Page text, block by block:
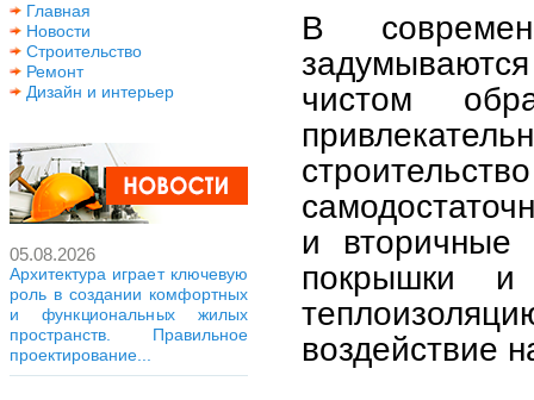
Главная
Новости
Строительство
Ремонт
Дизайн и интерьер
05.08.2026
Архитектура играет ключевую
роль в создании комфортных
и функциональных жилых
пространств. Правильное
проектирование...
В
чистом
и вторичные
покрышки и
воздействие